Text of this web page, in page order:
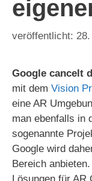
Google cancelt
mit dem Vision
eine AR
man ebenfalls in
sogenannte
Google wird
Bereich